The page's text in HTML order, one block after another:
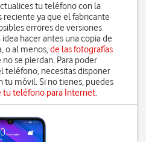
tu teléfono con la
reciente ya que el fabricante
errores de versiones
hacer antes una copia de
o al menos,de las fotografías
no se pierdan. Para poder
teléfono, necesitas disponer
tu móvil. Si no tienes, puedes
tu teléfono para Internet.